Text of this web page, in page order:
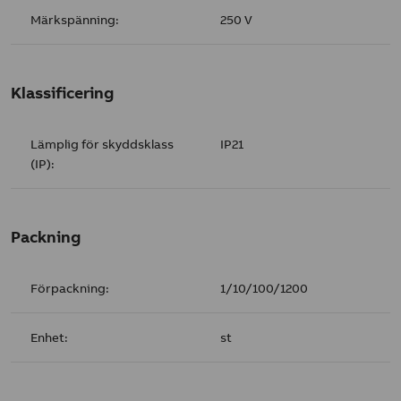
Märkspänning: 250 V
Klassificering
Lämplig för skyddsklass
(IP):
IP21
Packning
Förpackning: 1/10/100/1200
Enhet: st